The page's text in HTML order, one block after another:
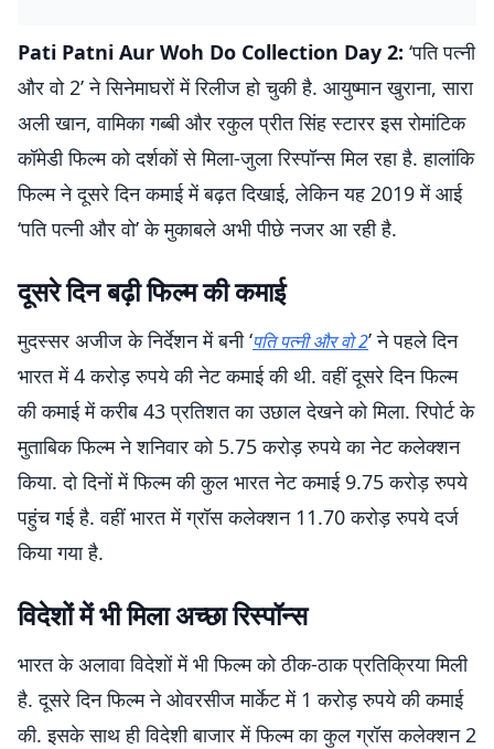
Pati Patni Aur Woh Do Collection Day 2: ‘पति पत्नी
और वो 2’ ने सिनेमाघरों में रिलीज हो चुकी है. आयुष्मान खुराना, सारा
अली खान, वामिका गब्बी और रकुल प्रीत सिंह स्टारर इस रोमांटिक
कॉमेडी फिल्म को दर्शकों से मिला-जुला रिस्पॉन्स मिल रहा है. हालांकि
फिल्म ने दूसरे दिन कमाई में बढ़त दिखाई, लेकिन यह 2019 में आई
‘पति पत्नी और वो’ के मुकाबले अभी पीछे नजर आ रही है.
दूसरे दिन बढ़ी फिल्म की कमाई
मुदस्सर अजीज के निर्देशन में बनी ‘पति पत्नी और वो 2’ ने पहले दिन
भारत में 4 करोड़ रुपये की नेट कमाई की थी. वहीं दूसरे दिन फिल्म
की कमाई में करीब 43 प्रतिशत का उछाल देखने को मिला. रिपोर्ट के
मुताबिक फिल्म ने शनिवार को 5.75 करोड़ रुपये का नेट कलेक्शन
किया. दो दिनों में फिल्म की कुल भारत नेट कमाई 9.75 करोड़ रुपये
पहुंच गई है. वहीं भारत में ग्रॉस कलेक्शन 11.70 करोड़ रुपये दर्ज
किया गया है.
विदेशों में भी मिला अच्छा रिस्पॉन्स
भारत के अलावा विदेशों में भी फिल्म को ठीक-ठाक प्रतिक्रिया मिली
है. दूसरे दिन फिल्म ने ओवरसीज मार्केट में 1 करोड़ रुपये की कमाई
की. इसके साथ ही विदेशी बाजार में फिल्म का कुल ग्रॉस कलेक्शन 2